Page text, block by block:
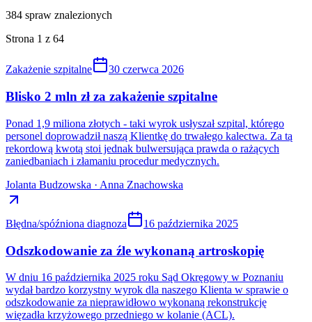
384 spraw znalezionych
Strona 1 z 64
Zakażenie szpitalne 30 czerwca 2026
Blisko 2 mln zł za zakażenie szpitalne
Ponad 1,9 miliona złotych - taki wyrok usłyszał szpital, którego
personel doprowadził naszą Klientkę do trwałego kalectwa. Za tą
rekordową kwotą stoi jednak bulwersująca prawda o rażących
zaniedbaniach i złamaniu procedur medycznych.
Jolanta Budzowska · Anna Znachowska
Błędna/spóźniona diagnoza 16 października 2025
Odszkodowanie za źle wykonaną artroskopię
W dniu 16 października 2025 roku Sąd Okręgowy w Poznaniu
wydał bardzo korzystny wyrok dla naszego Klienta w sprawie o
odszkodowanie za nieprawidłowo wykonaną rekonstrukcję
więzadła krzyżowego przedniego w kolanie (ACL).